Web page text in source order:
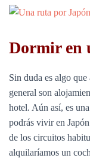
Dormir en
Sin duda es algo
general son
hotel. Aún así, es
podrás vivir en
de los circuitos
alquilaríamos un